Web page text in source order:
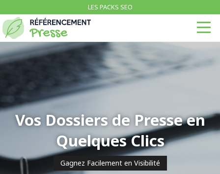
LES PACKS SEO
Vos Dossiers de Presse en
Quelques Clics
Gagnez Facilement en Visibilité